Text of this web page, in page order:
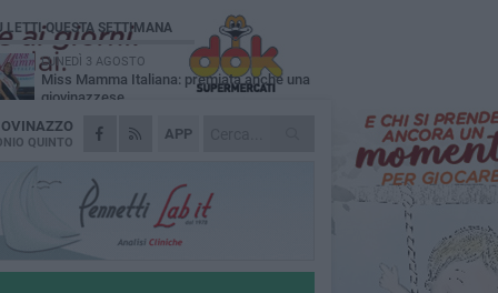
APP
QUINTO
LETTI QUESTA SETTIMANA
LUNEDÌ 3 AGOSTO
Miss Mamma Italiana: premiata anche una
giovinazzese
MARTEDÌ 4 AGOSTO
Liquidi oleosi sul litorale di Giovinazzo,
VENERDÌ 7 AGOSTO
A Giovinazzo c'è il Concerto all'Alba
GIOVEDÌ 6 AGOSTO
Lavori sul litorale, gli aggiornamenti del